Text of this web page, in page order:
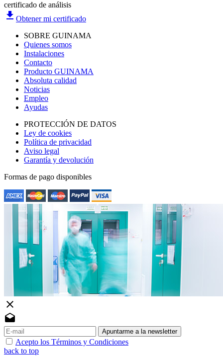
certificado de análisis
file_download Obtener mi certificado
SOBRE GUINAMA
Quienes somos
Instalaciones
Contacto
Producto GUINAMA
Absoluta calidad
Noticias
Empleo
Ayudas
PROTECCIÓN DE DATOS
Ley de cookies
Política de privacidad
Aviso legal
Garantía y devolución
Formas de pago disponibles
close
drafts
Apuntarme a la newsletter
Acepto los Términos y Condiciones
back to top